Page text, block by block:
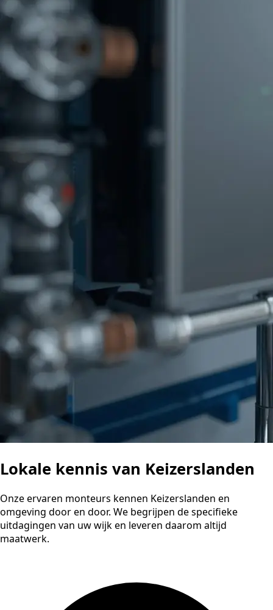
Lokale kennis van Keizerslanden
Onze ervaren monteurs kennen Keizerslanden en
omgeving door en door. We begrijpen de specifieke
uitdagingen van uw wijk en leveren daarom altijd
maatwerk.